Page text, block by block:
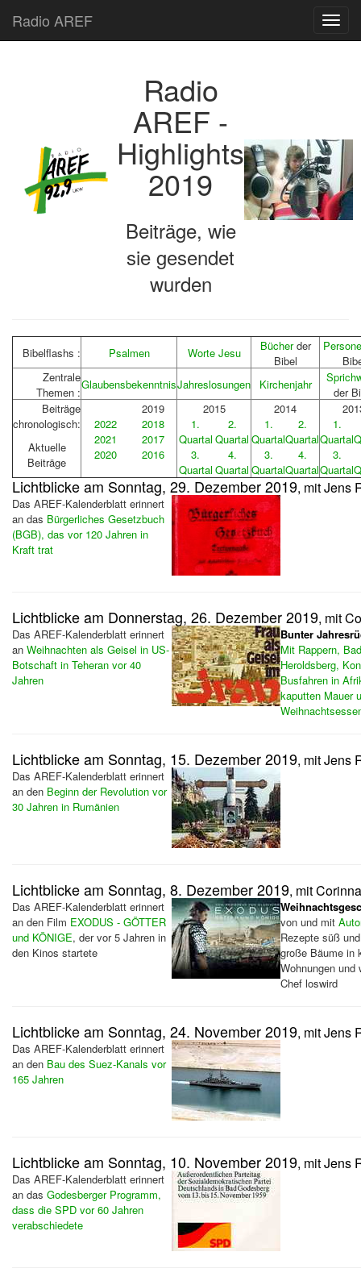
Radio AREF
Radio
AREF -
Highlights
2019
Beiträge, wie
sie gesendet
wurden
Bibelflashs : Psalmen Worte Jesu Bücherder
Bibel
Zentrale
Themen :
GlaubensbekenntnisJahreslosungen Kirchenjahr
der
Beiträge
chronologisch:
Aktuelle
Beiträge
2019
2022
2018
2021
2017
2020
2016
2015
1.
Quartal
2.
Quartal
3.
Quartal
4.
Quartal
2014
1.
Quartal
2.
Quartal
3.
Quartal
4.
Quartal
1.
Quartal
3.
Quartal
Lichtblicke am Sonntag, 29. Dezember 2019, mit Jens
Das AREF-Kalenderblatt erinnert
an das Bürgerliches Gesetzbuch
(BGB), das vor 120 Jahren in
Kraft trat
Lichtblicke am Donnerstag, 26. Dezember 2019, mit
Das AREF-Kalenderblatt erinnert
an Weihnachten als Geisel in US-
Botschaft in Teheran vor 40
Jahren
Bunter
Mit Rappern,
Heroldsberg,
Busfahren in
kaputten Mauer
Lichtblicke am Sonntag, 15. Dezember 2019, mit Jens
Das AREF-Kalenderblatt erinnert
an den Beginn der Revolution vor
30 Jahren in Rumänien
Lichtblicke am Sonntag, 8. Dezember 2019, mit
Das AREF-Kalenderblatt erinnert
an den Film EXODUS - GÖTTER
und KÖNIGE, der vor 5 Jahren in
den Kinos startete
von und mit
Rezepte süß
große Bäume in
Wohnungen und
Chef loswird
Lichtblicke am Sonntag, 24. November 2019, mit Jens
Das AREF-Kalenderblatt erinnert
an den Bau des Suez-Kanals vor
165 Jahren
Lichtblicke am Sonntag, 10. November 2019, mit Jens
Das AREF-Kalenderblatt erinnert
an das Godesberger Programm,
dass die SPD vor 60 Jahren
verabschiedete